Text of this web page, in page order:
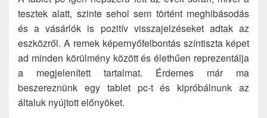
tesztek alatt, szinte sehol sem történt meghibásodás
és a vásárlók is pozitív visszajelzéseket adtak az
eszközről. A remek képernyőfelbontás színtiszta képet
ad minden körülmény között és élethűen reprezentálja
a megjelenített tartalmat. Érdemes már ma
beszereznünk egy tablet pc-t és kipróbálnunk az
általuk nyújtott előnyöket.